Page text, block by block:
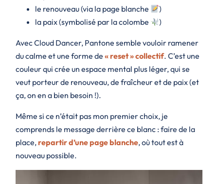
le renouveau (via la page blanche
)
la paix (symbolisé par la colombe
)
Avec Cloud Dancer, Pantone semble vouloir ramener
du calme et une forme de « reset » collectif. C’est une
couleur qui crée un espace mental plus léger, qui se
veut porteur de renouveau, de fraîcheur et de paix (et
ça, on en a bien besoin !).
Même si ce n’était pas mon premier choix, je
comprends le message derrière ce blanc : faire de la
place,repartir d’une page blanche, où tout est à
nouveau possible.